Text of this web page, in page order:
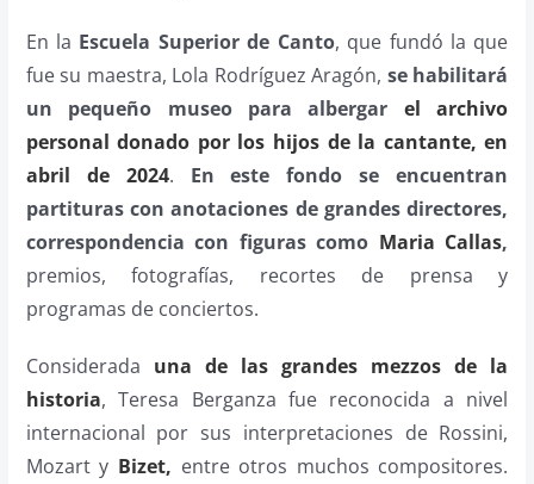
En la Escuela Superior de Canto, que fundó la que
fue su maestra, Lola Rodríguez Aragón, se habilitará
un pequeño museo para albergar el archivo
personal donado por los hijos de la cantante, en
abril de 2024. En este fondo se encuentran
partituras con anotaciones de grandes directores,
correspondencia con figuras como Maria Callas,
premios, fotografías, recortes de prensa y
programas de conciertos.
Considerada una de las grandes mezzos de la
historia, Teresa Berganza fue reconocida a nivel
internacional por sus interpretaciones de Rossini,
Mozart y Bizet, entre otros muchos compositores.